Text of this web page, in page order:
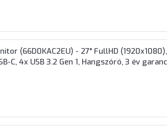
(66D0KAC2EU) - 27" FullHD
C, 4x USB 3.2 Gen 1, Hangszóró, 3 év